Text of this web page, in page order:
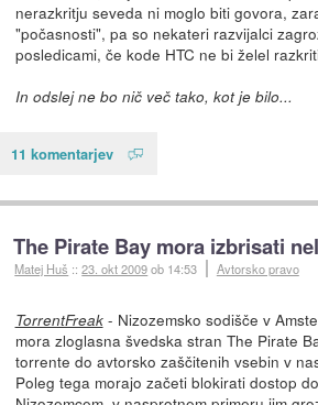
nerazkritju seveda ni moglo biti govora,
"počasnosti", pa so nekateri razvijalci
posledicami, če kode HTC ne bi želel
In odslej ne bo nič več tako, kot je bilo...
11 komentarjev
The Pirate Bay mora izbrisati
Matej Huš ::23. okt 2009ob 14:53 Avtorsko pravo
TorrentFreak- Nizozemsko sodišče v
mora zloglasna švedska stran The Pirate
torrente do avtorsko zaščitenih vsebin v
Poleg tega morajo začeti blokirati dostop